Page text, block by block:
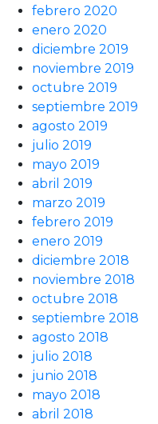
febrero 2020
enero 2020
diciembre 2019
noviembre 2019
octubre 2019
septiembre 2019
agosto 2019
julio 2019
mayo 2019
abril 2019
marzo 2019
febrero 2019
enero 2019
diciembre 2018
noviembre 2018
octubre 2018
septiembre 2018
agosto 2018
julio 2018
junio 2018
mayo 2018
abril 2018